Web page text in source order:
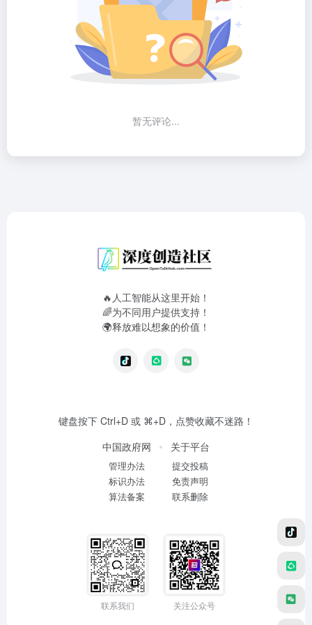
暂无评论...
🔥人工智能从这里开始！
🌈为不同用户提供支持！
🌍释放难以想象的价值！
键盘按下 Ctrl+D 或 ⌘+D，点赞收藏不迷路！
中国政府网
管理办法
标识办法
算法备案
关于平台
提交投稿
免责声明
联系删除
联系我们 关注公众号